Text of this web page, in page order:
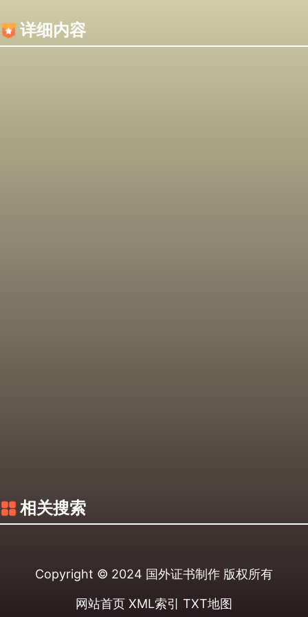
详细内容
相关搜索
Copyright © 2024 国外证书制作 版权所有
网站首页 XML索引 TXT地图